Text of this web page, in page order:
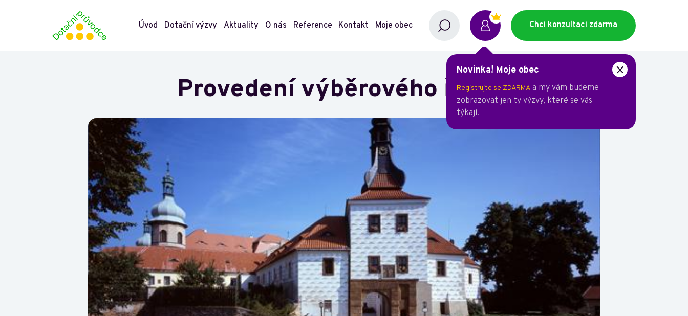
Úvod Dotační výzvy Aktuality O nás Reference Kontakt Moje obec Chci konzultaci zdarma
Novinka! Moje obec
Registrujte se ZDARMA a my vám budeme
zobrazovat jen ty výzvy, které se vás
týkají.
Provedení výběrového řízení